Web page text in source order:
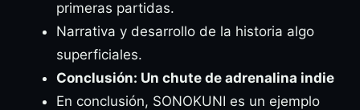
primeras partidas.
Narrativa y desarrollo de la historia algo
superficiales.
Conclusión: Un chute de adrenalina indie
En conclusión, SONOKUNI es un ejemplo